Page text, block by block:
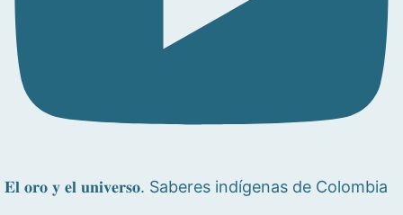
𝐄𝐥 𝐨𝐫𝐨 𝐲 𝐞𝐥 𝐮𝐧𝐢𝐯𝐞𝐫𝐬𝐨. Saberes indígenas de Colombia